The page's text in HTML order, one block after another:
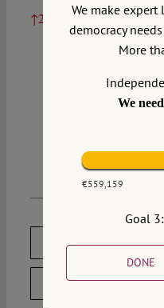
↑2
Pichl, M. (2024)
borders”.
Europe’, in
and
21st Century.
LICENSED
We make
democracy
More
We
€559,159
Goal
DONE